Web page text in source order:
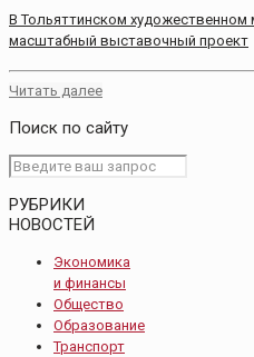
В Тольяттинском художественном
масштабный выставочный проект
Читать далее
Поиск по сайту
РУБРИКИ
НОВОСТЕЙ
Экономика
и финансы
Общество
Образование
Транспорт